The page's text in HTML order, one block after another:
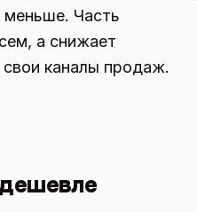
меньше. Часть
а снижает
каналы продаж.